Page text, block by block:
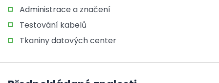
Administrace a značení
Testování kabelů
Tkaniny datových center